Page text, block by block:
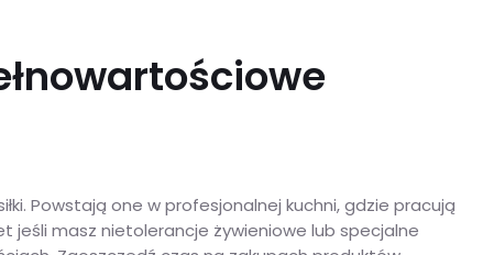
Powstają one w profesjonalnej kuchni, gdzie pracują
jeśli masz nietolerancje żywieniowe lub specjalne